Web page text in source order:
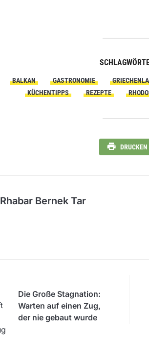
BALKAN GASTRONOMIE
KÜCHENTIPPS
REZEPTE
DRUCKEN
Rhabar Bernek Tar
Die Große Stagnation:
Warten auf einen Zug,
der nie gebaut wurde